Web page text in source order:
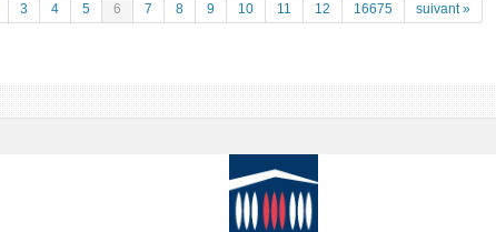
3 4 5 6 7 8 9 10 11 12 16675 suivant »